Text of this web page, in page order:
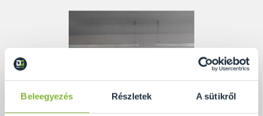
Beleegyezés Részletek A sütikről